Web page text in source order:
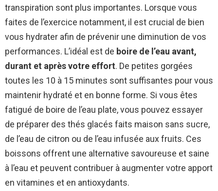
transpiration sont plus importantes. Lorsque vous
faites de l’exercice notamment, il est crucial de bien
vous hydrater afin de prévenir une diminution de vos
performances. L’idéal est de boire de l’eau avant,
durant et après votre effort. De petites gorgées
toutes les 10 à 15 minutes sont suffisantes pour vous
maintenir hydraté et en bonne forme. Si vous êtes
fatigué de boire de l’eau plate, vous pouvez essayer
de préparer des thés glacés faits maison sans sucre,
de l’eau de citron ou de l’eau infusée aux fruits. Ces
boissons offrent une alternative savoureuse et saine
à l’eau et peuvent contribuer à augmenter votre apport
en vitamines et en antioxydants.